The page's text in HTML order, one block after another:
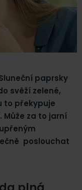
paprsky
svěží zelené,
to překypuje
za to jarní
poslouchat